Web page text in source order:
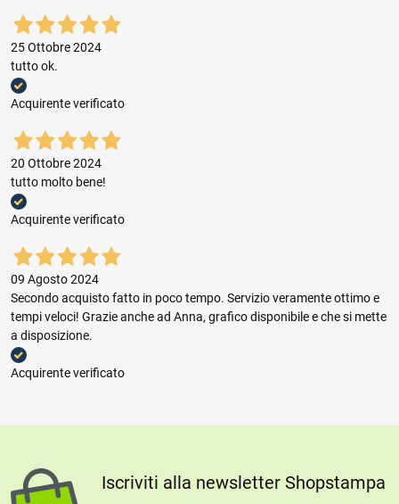
25 Ottobre 2024
tutto ok.
Acquirente verificato
20 Ottobre 2024
tutto molto bene!
Acquirente verificato
09 Agosto 2024
Secondo acquisto fatto in poco tempo. Servizio veramente ottimo e
tempi veloci! Grazie anche ad Anna, grafico disponibile e che si mette
a disposizione.
Acquirente verificato
Iscriviti alla newsletter Shopstampa